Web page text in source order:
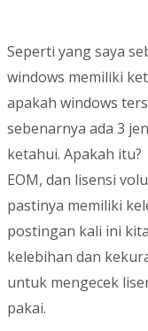
Seperti yang saya
windows memiliki
apakah windows
sebenarnya ada 3
ketahui. Apakah
EOM, dan lisensi
pastinya memiliki
postingan kali ini
kelebihan dan
untuk mengecek
pakai.